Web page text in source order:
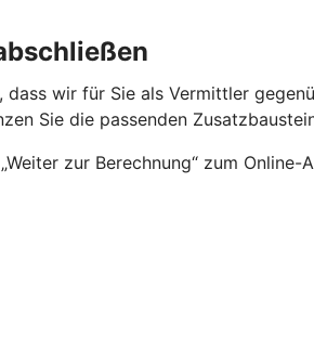
wir für Sie als Vermittler
Sie die passenden
zur Berechnung“ zum Online-